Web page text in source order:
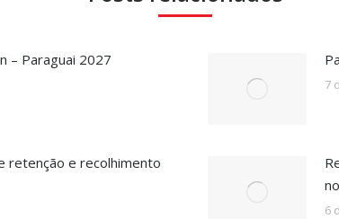
– Paraguai 2027
7
retenção e recolhimento
6